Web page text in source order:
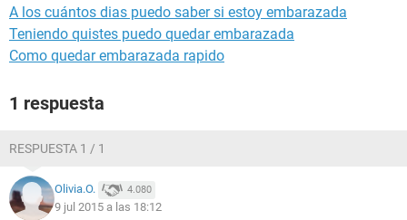
A los cuántos dias puedo saber si estoy embarazada
Teniendo quistes puedo quedar embarazada
Como quedar embarazada rapido
1 respuesta
RESPUESTA 1 / 1
Olivia.O. 4.080
9 jul 2015 a las 18:12